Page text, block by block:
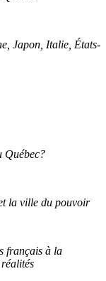
Japon, Italie, États-
Québec?
la ville du pouvoir
français à la